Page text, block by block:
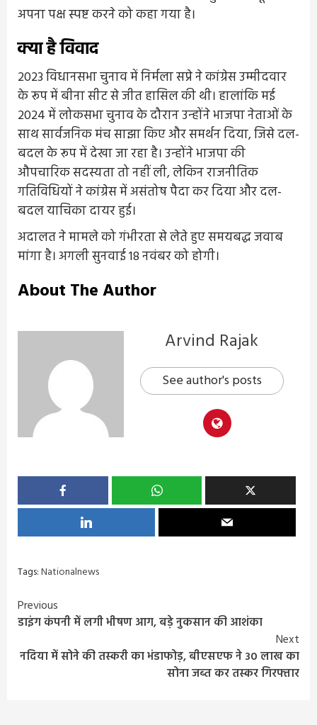
अपना पक्ष स्पष्ट करने को कहा गया है।
क्या है विवाद
2023 विधानसभा चुनाव में निर्मला सप्रे ने कांग्रेस उम्मीदवार
के रूप में बीना सीट से जीत हासिल की थी। हालांकि मई
2024 में लोकसभा चुनाव के दौरान उन्होंने भाजपा नेताओं के
साथ सार्वजनिक मंच साझा किए और समर्थन दिया, जिसे दल-
बदल के रूप में देखा जा रहा है। उन्होंने भाजपा की
औपचारिक सदस्यता तो नहीं ली, लेकिन राजनीतिक
गतिविधियों ने कांग्रेस में असंतोष पैदा कर दिया और दल-
बदल याचिका दायर हुई।
अदालत ने मामले को गंभीरता से लेते हुए समयबद्ध जवाब
मांगा है। अगली सुनवाई 18 नवंबर को होगी।
About The Author
Arvind Rajak
See author's posts
Tags:Nationalnews
Continue
Reading
Previous
डाइंग कंपनी में लगी भीषण आग, बड़े नुकसान की आशंका
Next
नदिया में सोने की तस्करी का भंडाफोड़, बीएसएफ ने 30 लाख का
सोना जब्त कर तस्कर गिरफ्तार